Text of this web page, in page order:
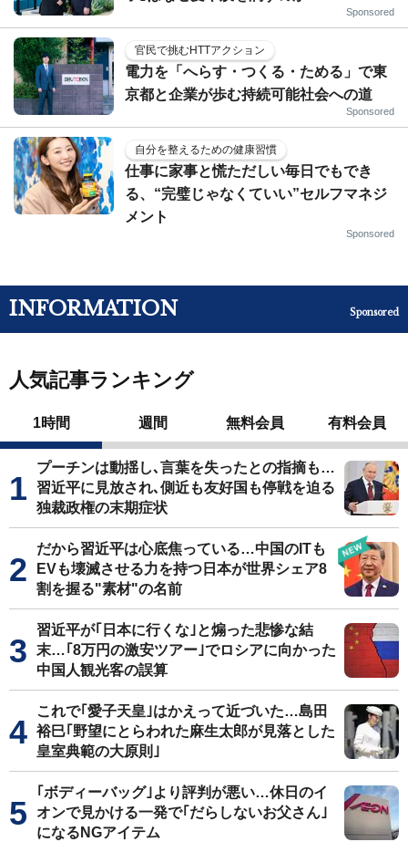
Sponsored
官民で挑むHTTアクション
電力を「へらす・つくる・ためる」で東
京都と企業が歩む持続可能社会への道
Sponsored
自分を整えるための健康習慣
仕事に家事と慌ただしい毎日でもでき
る、“完璧じゃなくていい”セルフマネジ
メント
Sponsored
INFORMATION Sponsored
人気記事ランキング
1時間 週間 無料会員 有料会員
プーチンは動揺し､言葉を失ったとの指摘も…
習近平に見放され､側近も友好国も停戦を迫る
独裁政権の末期症状
だから習近平は心底焦っている…中国のITも
EVも壊滅させる力を持つ日本が世界シェア8
割を握る"素材"の名前
習近平が｢日本に行くな｣と煽った悲惨な結
末…｢8万円の激安ツアー｣でロシアに向かった
中国人観光客の誤算
これで｢愛子天皇｣はかえって近づいた…島田
裕巳｢野望にとらわれた麻生太郎が見落とした
皇室典範の大原則｣
｢ボディーバッグ｣より評判が悪い…休日のイ
オンで見かける一発で｢だらしないお父さん｣
になるNGアイテム